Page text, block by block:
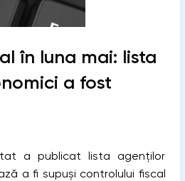
în luna mai: lista
a fost
a publicat lista agenților
a fi supuși controlului fiscal